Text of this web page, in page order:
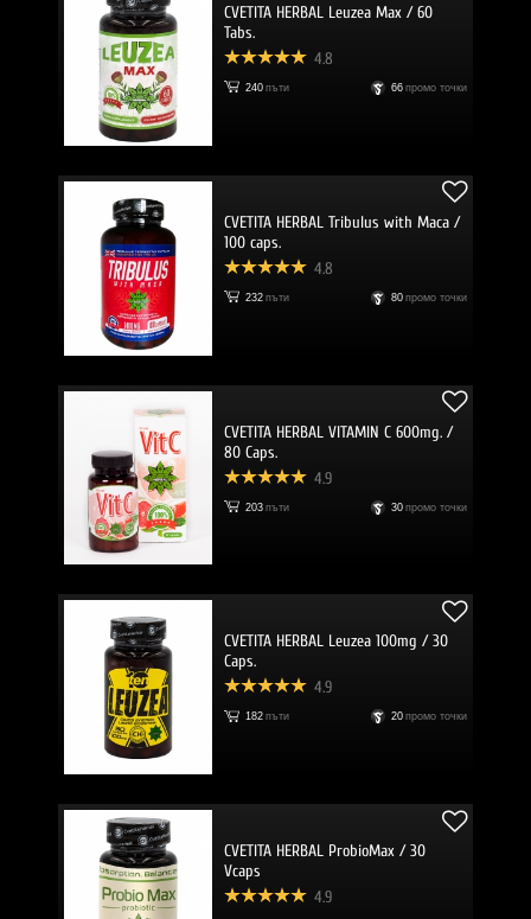
CVETITA HERBAL Leuzea Max / 60
Tabs.
4.8
240 пъти 66 промо точки
CVETITA HERBAL Tribulus with Maca /
100 caps.
4.8
232 пъти 80 промо точки
CVETITA HERBAL VITAMIN C 600mg. /
80 Caps.
4.9
203 пъти 30 промо точки
CVETITA HERBAL Leuzea 100mg / 30
Caps.
4.9
182 пъти 20 промо точки
CVETITA HERBAL ProbioMax / 30
Vcaps
4.9